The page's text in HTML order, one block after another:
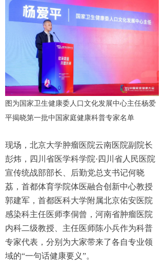
图为国家卫生健康委人口文化发展中心主任杨爱
平揭晓第一批中国家庭健康科普专家名单
现场，北京大学肿瘤医院云南医院副院长
彭炜，四川省医学科学院·四川省人民医院
宣传统战部部长、后勤党总支书记何晓
荔，首都体育学院体医融合创新中心教授
郭建军，首都医科大学附属北京佑安医院
感染科主任医师李侗曾，河南省肿瘤医院
内科二级教授、主任医师陈小兵作为科普
专家代表，分别为大家带来了各自专业领
域的“一句话健康要义”。